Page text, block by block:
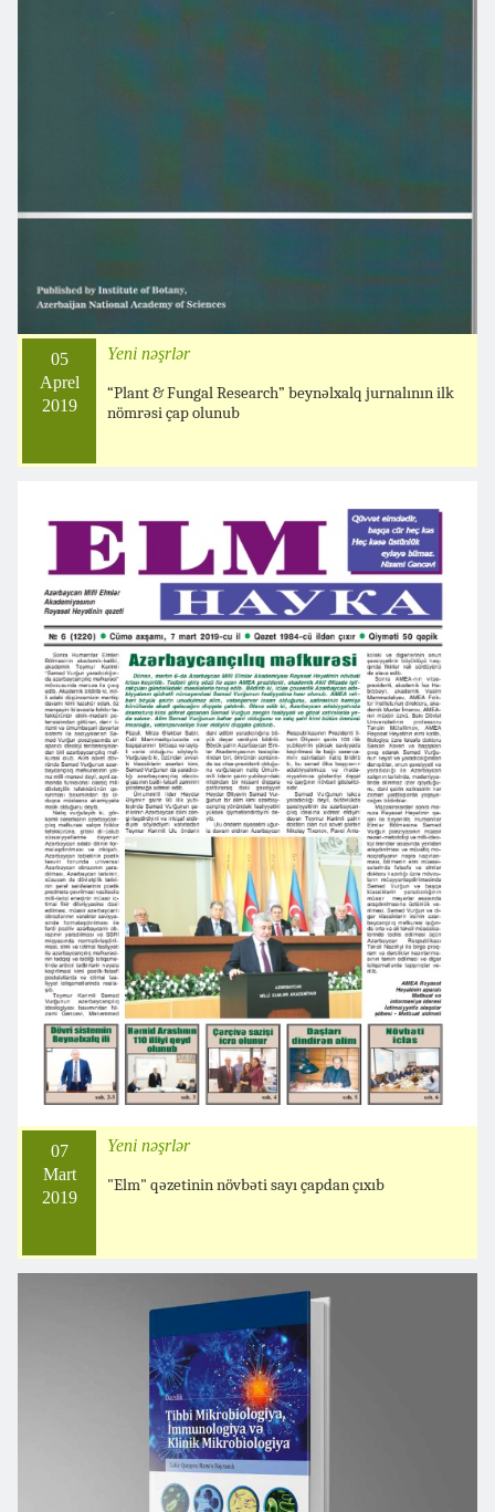
05
Aprel
2019
Yeni nəşrlər
“Plant & Fungal Research” beynəlxalq jurnalının ilk
nömrəsi çap olunub
07
Mart
2019
Yeni nəşrlər
"Elm" qəzetinin növbəti sayı çapdan çıxıb